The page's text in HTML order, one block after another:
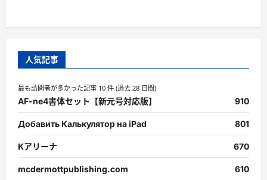
人気記事
最も訪問者が多かった記事 10 件 (過去 28 日間)
AF-ne4書体セット【新元号対応版】 910
Добавить Калькулятор на iPad 801
Kアリーナ 670
mcdermottpublishing.com 610